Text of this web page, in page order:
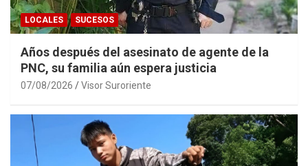
LOCALES SUCESOS
Años después del asesinato de agente de la
PNC, su familia aún espera justicia
07/08/2026 Visor Suroriente